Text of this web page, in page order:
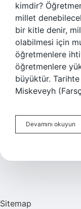
kimdir?
millet
bir kitle denir,
olabilmesi için
öğretmenlere
öğretmenlere
büyüktür.
Devamını okuyun
Sitemap